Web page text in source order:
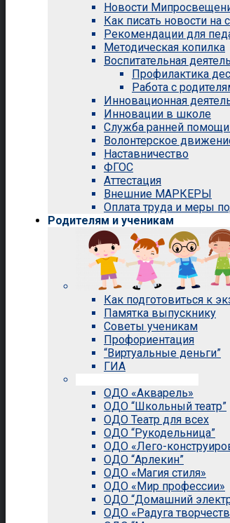
Новости
Как писать новости на
Рекомендации для
Методическая копилка
Воспитательная
Профилактика
Работа с
Инновационная
Инновации в школе
Служба ранней
Волонтерское
Наставничество
ФГОС
Аттестация
Внешние МАРКЕРЫ
Оплата труда и меры
Родителям и ученикам
Как подготовиться к
Памятка выпускнику
Советы ученикам
Профориентация
“Виртуальные деньги”
ГИА
ОДО «Акварель»
ОДО “Школьный театр”
ОДО Театр для всех
ОДО “Рукодельница”
ОДО «Лего-
ОДО “Арлекин”
ОДО «Магия стиля»
ОДО «Мир профессии»
ОДО “Домашний
ОДО «Радуга